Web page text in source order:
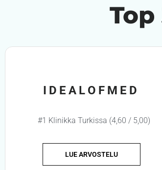
IDEALOFMED
#1 Klinikka Turkissa (4,60 / 5,00)
LUE ARVOSTELU